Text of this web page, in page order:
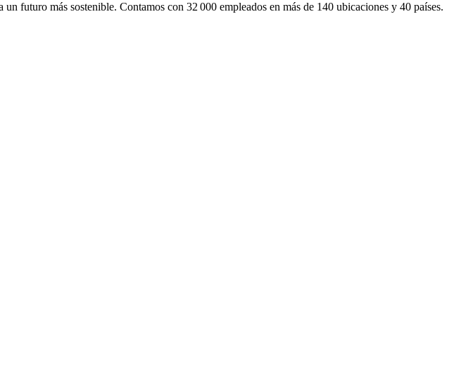
futuro más sostenible. Contamos con 32 000 empleados en más de 140 ubicaciones y 40 países.